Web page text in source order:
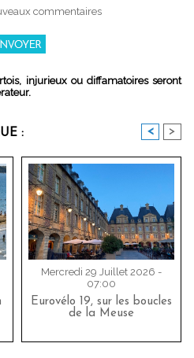
commentaires
injurieux ou diffamatoires seront
: < >
Mercredi 29 Juillet 2026 -
07:00
Eurovélo 19, sur les boucles
de la Meuse